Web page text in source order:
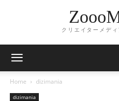
クリエイターメデ
Home dizimania
dizimania